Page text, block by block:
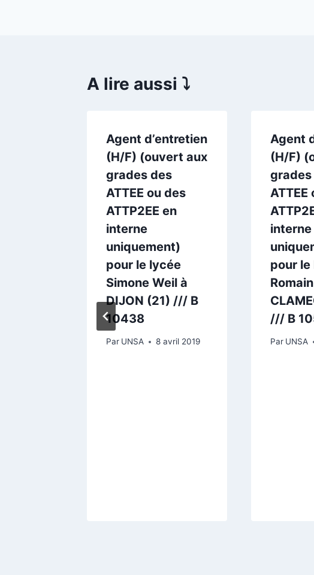
A lire aussi ⤵️
Agent d’entretien
(H/F) (ouvert aux
grades des
ATTEE ou des
ATTP2EE en
interne
uniquement)
pour le lycée
Simone Weil à
DIJON (21) /// B
10438
Par UNSA 8 avril 2019
Agent
(H/F)
grades
ATTEE
interne
pour le
/// B
Par UNSA